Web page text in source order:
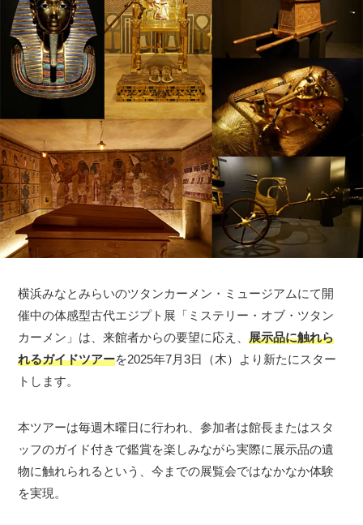
横浜みなとみらいのツタンカーメン・ミュージアムにて開
催中の体感型古代エジプト展「ミステリー・オブ・ツタン
カーメン」は、来館者からの要望に応え、展示品に触れら
れるガイドツアーを2025年7月3日（木）より新たにスター
トします。
本ツアーは毎週木曜日に行われ、参加者は館長またはスタ
ッフのガイド付きで鑑賞を楽しみながら実際に展示品の遺
物に触れられるという、今までの展覧会ではなかなか体験
を実現。